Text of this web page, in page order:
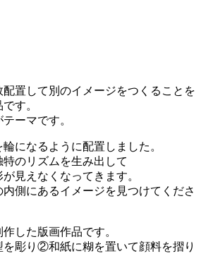
置して別のイメージをつくることを
す。
ーマです。
になるように配置しました。
のリズムを生み出して
見えなくなってきます。
側にあるイメージを見つけてくださ
した版画作品です。
を彫り②和紙に糊を置いて顔料を摺り